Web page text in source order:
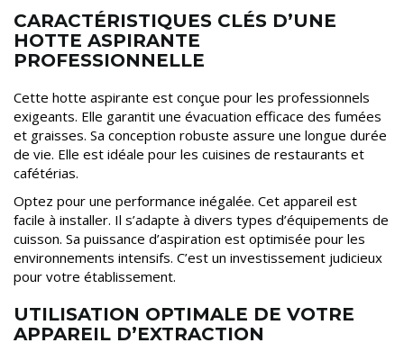
CARACTÉRISTIQUES CLÉS D’UNE
HOTTE ASPIRANTE
PROFESSIONNELLE
Cette hotte aspirante est conçue pour les professionnels
exigeants. Elle garantit une évacuation efficace des fumées
et graisses. Sa conception robuste assure une longue durée
de vie. Elle est idéale pour les cuisines de restaurants et
cafétérias.
Optez pour une performance inégalée. Cet appareil est
facile à installer. Il s’adapte à divers types d’équipements de
cuisson. Sa puissance d’aspiration est optimisée pour les
environnements intensifs. C’est un investissement judicieux
pour votre établissement.
UTILISATION OPTIMALE DE VOTRE
APPAREIL D’EXTRACTION